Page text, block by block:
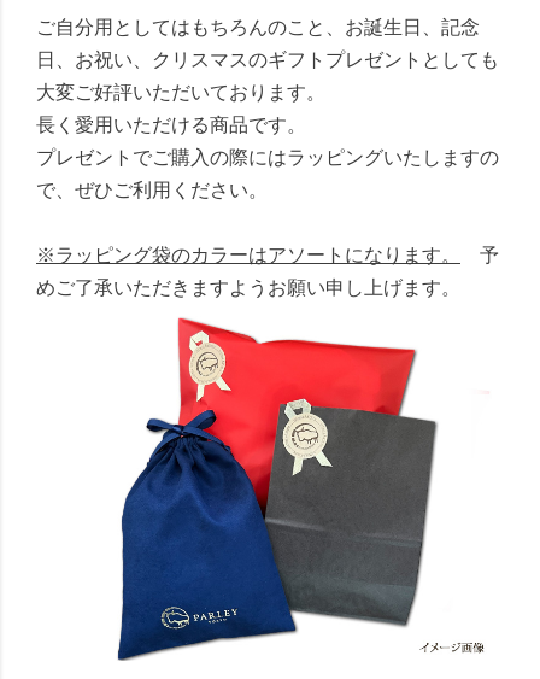
ご自分用としてはもちろんのこと、お誕生日、記念
日、お祝い、クリスマスのギフトプレゼントとしても
大変ご好評いただいております。
長く愛用いただける商品です。
プレゼントでご購入の際にはラッピングいたしますの
で、ぜひご利用ください。
※ラッピング袋のカラーはアソートになります。
予
めご了承いただきますようお願い申し上げます。